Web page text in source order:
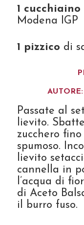
1 cucchiaino
Modena IGP
1 pizzico di
AUTORE:
Passate al
lievito.
zucchero
spumoso.
lievito
cannella in
l’acqua di
di Aceto
il burro fuso.